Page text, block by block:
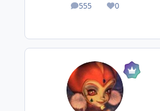
555
посты 0
Репутация